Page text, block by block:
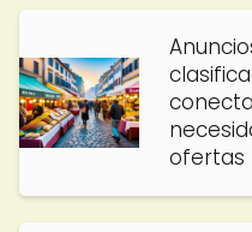
ofertas